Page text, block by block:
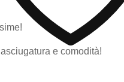
e comodità!